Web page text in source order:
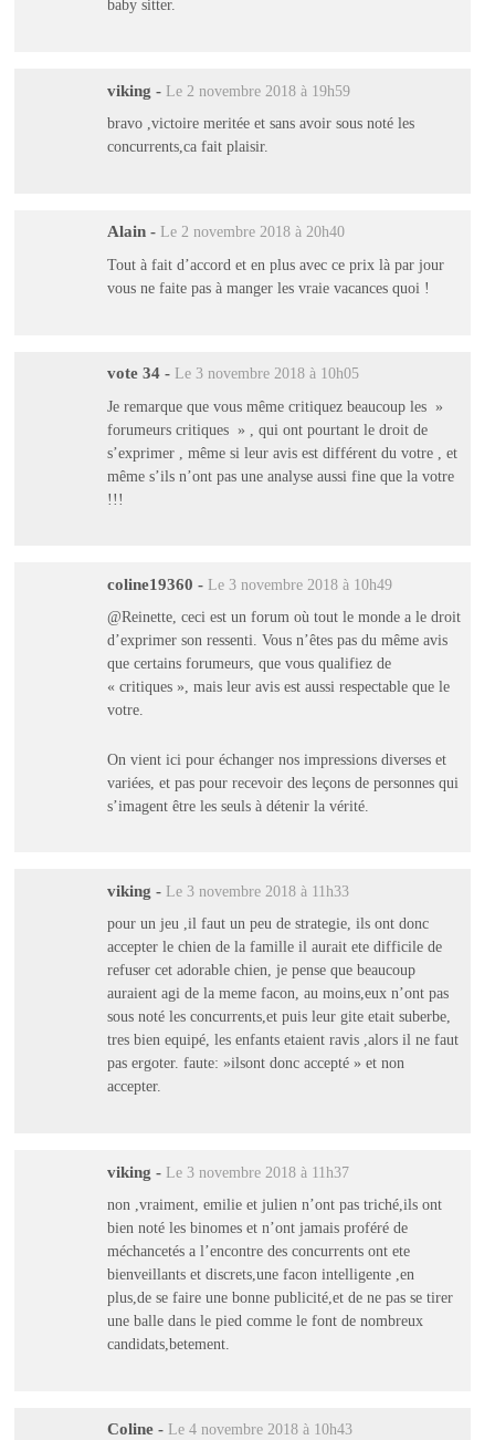
baby sitter.
viking - Le 2 novembre 2018 à 19h59
bravo ,victoire meritée et sans avoir sous noté les
concurrents,ca fait plaisir.
Alain - Le 2 novembre 2018 à 20h40
Tout à fait d’accord et en plus avec ce prix là par jour
vous ne faite pas à manger les vraie vacances quoi !
vote 34 - Le 3 novembre 2018 à 10h05
Je remarque que vous même critiquez beaucoup les »
forumeurs critiques » , qui ont pourtant le droit de
s’exprimer , même si leur avis est différent du votre , et
même s’ils n’ont pas une analyse aussi fine que la votre
!!!
coline19360 - Le 3 novembre 2018 à 10h49
@Reinette, ceci est un forum où tout le monde a le droit
d’exprimer son ressenti. Vous n’êtes pas du même avis
que certains forumeurs, que vous qualifiez de
« critiques », mais leur avis est aussi respectable que le
votre.
On vient ici pour échanger nos impressions diverses et
variées, et pas pour recevoir des leçons de personnes qui
s’imagent être les seuls à détenir la vérité.
viking - Le 3 novembre 2018 à 11h33
pour un jeu ,il faut un peu de strategie, ils ont donc
accepter le chien de la famille il aurait ete difficile de
refuser cet adorable chien, je pense que beaucoup
auraient agi de la meme facon, au moins,eux n’ont pas
sous noté les concurrents,et puis leur gite etait suberbe,
tres bien equipé, les enfants etaient ravis ,alors il ne faut
pas ergoter. faute: »ilsont donc accepté » et non
accepter.
viking - Le 3 novembre 2018 à 11h37
non ,vraiment, emilie et julien n’ont pas triché,ils ont
bien noté les binomes et n’ont jamais proféré de
méchancetés a l’encontre des concurrents ont ete
bienveillants et discrets,une facon intelligente ,en
plus,de se faire une bonne publicité,et de ne pas se tirer
une balle dans le pied comme le font de nombreux
candidats,betement.
Coline - Le 4 novembre 2018 à 10h43